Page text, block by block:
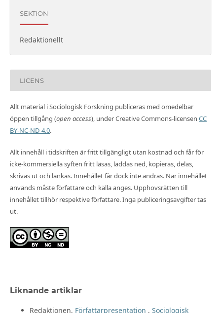
SEKTION
Redaktionellt
LICENS
Allt material i Sociologisk Forskning publiceras med omedelbar
öppen tillgång (open access), under Creative Commons-licensen CC
BY-NC-ND 4.0.
Allt innehåll i tidskriften är fritt tillgängligt utan kostnad och får för
icke-kommersiella syften fritt läsas, laddas ned, kopieras, delas,
skrivas ut och länkas. Innehållet får dock inte ändras. När innehållet
används måste författare och källa anges. Upphovsrätten till
innehållet tillhör respektive författare. Inga publiceringsavgifter tas
ut.
Liknande artiklar
Redaktionen, Författarpresentation , Sociologisk